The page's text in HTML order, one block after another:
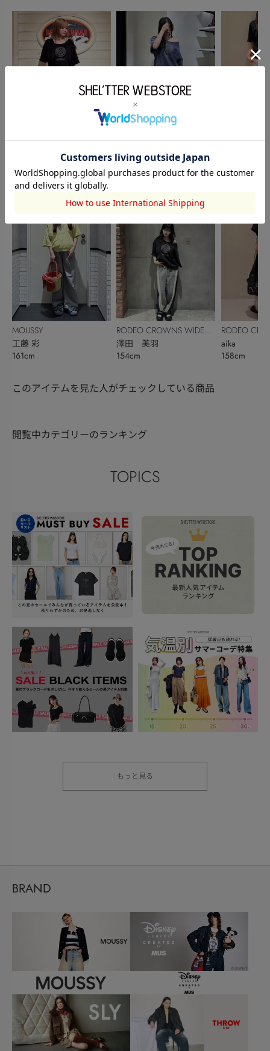
RODEO CROWNS WIDE
161cm
MOUSSY
工藤 彩
161cm
RODEO CROWNS WIDE
BOWL
SAE
159cm
RODEO CROWNS WIDE
BOWL
澤田 美羽
154cm
158cm
RODEO
BOWL
aika
158cm
このアイテムを見た人がチェックしている商品
閲覧中カテゴリーのランキング
TOPICS
もっと見る
BRAND